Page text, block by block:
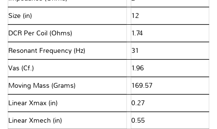
Size (in) 12
DCR Per Coil (Ohms) 1.74
Resonant Frequency (Hz) 31
Vas (Cf.) 1.96
Moving Mass (Grams) 169.57
Linear Xmax (in) 0.27
Linear Xmech (in) 0.55